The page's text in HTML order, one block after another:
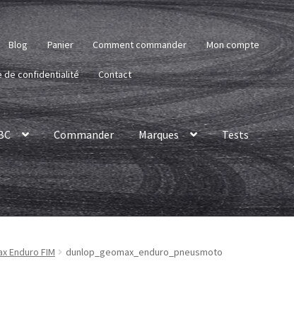
Blog Panier Comment commander Mon compte
de confidentialité Contact
Commander Marques Tests
Enduro FIM dunlop_geomax_enduro_pneusmoto